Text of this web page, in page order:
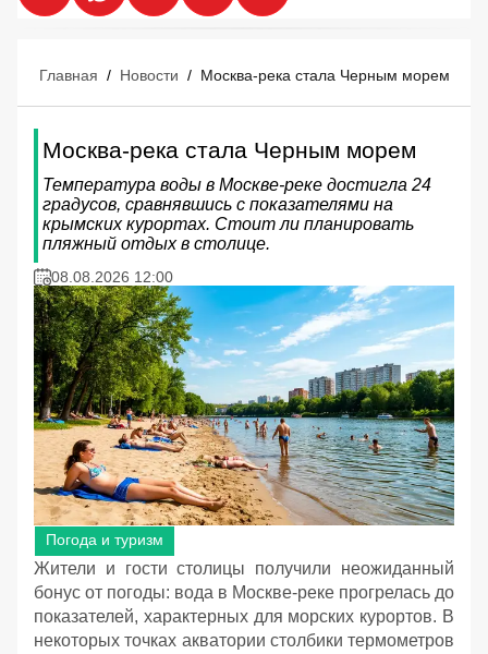
Главная / Новости / Москва-река стала Черным морем
Москва-река стала Черным морем
Температура воды в Москве-реке достигла 24
градусов, сравнявшись с показателями на
крымских курортах. Стоит ли планировать
пляжный отдых в столице.
08.08.2026 12:00
Погода и туризм
Жители и гости столицы получили неожиданный
бонус от погоды: вода в Москве-реке прогрелась до
показателей, характерных для морских курортов. В
некоторых точках акватории столбики термометров